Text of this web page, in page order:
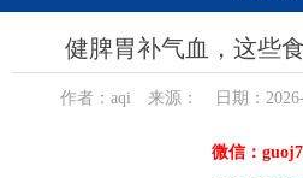
健脾胃补气血，这些
作者：aqi 来源： 日期：
微信：